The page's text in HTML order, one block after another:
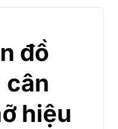
đồ
cân
hiệu